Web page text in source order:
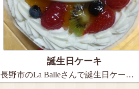
誕生日ケーキ
長野市のLa Balleさんで誕生日ケー…